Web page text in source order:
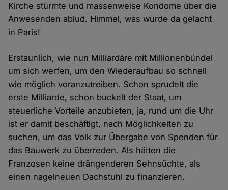
Kirche stürmte und massenweise Kondome über die
Anwesenden ablud. Himmel, was wurde da gelacht
in Paris!
Erstaunlich, wie nun Milliardäre mit Millionenbündel
um sich werfen, um den Wiederaufbau so schnell
wie möglich voranzutreiben. Schon sprudelt die
erste Milliarde, schon buckelt der Staat, um
steuerliche Vorteile anzubieten, ja, rund um die Uhr
ist er damit beschäftigt, nach Möglichkeiten zu
suchen, um das Volk zur Übergabe von Spenden für
das Bauwerk zu überreden. Als hätten die
Franzosen keine drängenderen Sehnsüchte, als
einen nagelneuen Dachstuhl zu finanzieren.